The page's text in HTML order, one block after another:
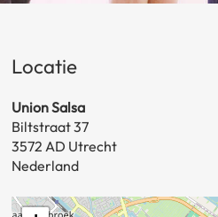
Locatie
Union Salsa
Biltstraat 37
3572 AD Utrecht
Nederland